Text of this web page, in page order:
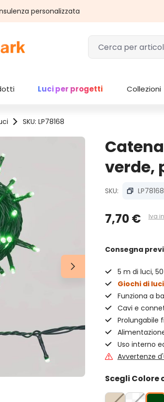
personalizzata
Luci per progetti Collezioni
SKU: LP78168
verde,
SKU: LP78168
7,70 € Iva
Consegna
5 m di luci,
Giochi di
Funziona a
Cavi e
Prolungabile
Uso interno
Avvertenze
Scegli Colore